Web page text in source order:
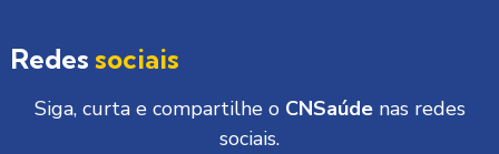
Redes sociais
Siga, curta e compartilhe o CNSaúdenas redes
sociais.